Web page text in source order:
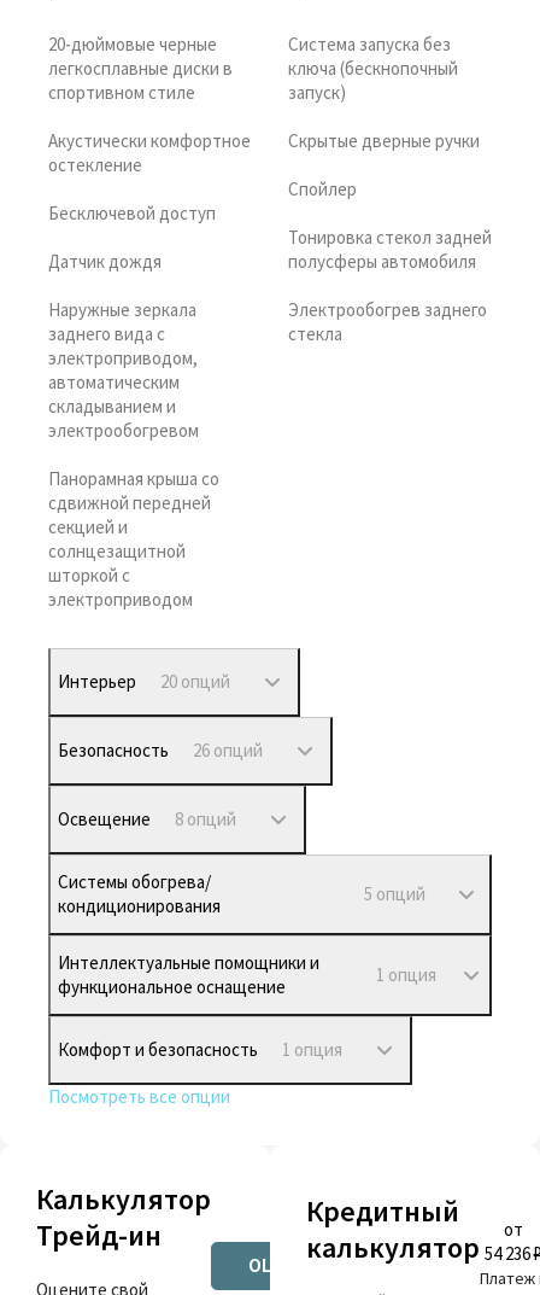
20-дюймовые черные
легкосплавные диски в
спортивном стиле
Акустически комфортное
остекление
Бесключевой доступ
Датчик дождя
Наружные зеркала
заднего вида с
электроприводом,
автоматическим
складыванием и
электрообогревом
Панорамная крыша со
сдвижной передней
секцией и
солнцезащитной
шторкой с
электроприводом
Система запуска без
ключа (бескнопочный
запуск)
Скрытые дверные ручки
Спойлер
Тонировка стекол задней
полусферы автомобиля
Электрообогрев заднего
стекла
Интерьер 20 опций
Безопасность 26 опций
Освещение 8 опций
Системы обогрева/
кондиционирования
5 опций
Интеллектуальные помощники и
функциональное оснащение
1 опция
Комфорт и безопасность 1 опция
Посмотреть все опции
Калькулятор
Трейд-ин
Оцените свой
ОЦЕНИТЬ
Кредитный
калькулятор
от
54 236
Платеж